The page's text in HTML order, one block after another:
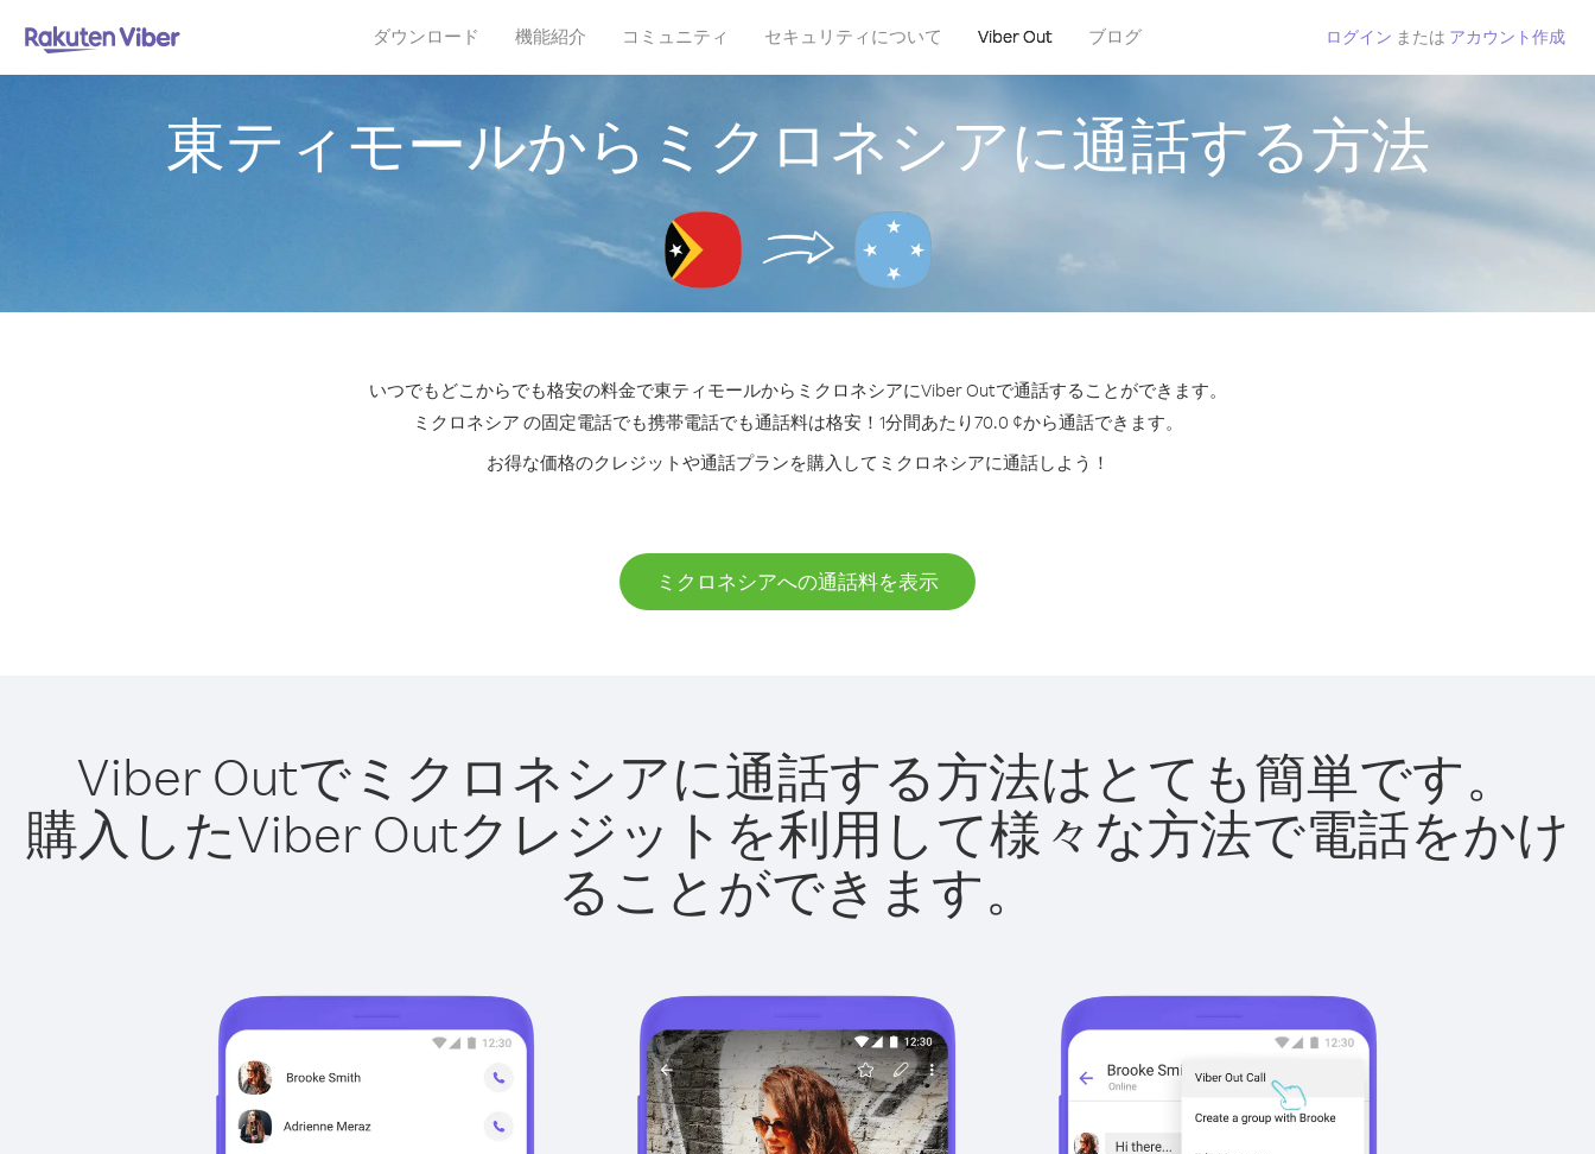
ダウンロード 機能紹介 コミュニティ セキュリティについて Viber Out ブログ ログイン または アカウント作成
東ティモールからミクロネシアに通話する方法
いつでもどこからでも格安の料金で東ティモールからミクロネシアにViber Outで通話することができます。
ミクロネシア の固定電話でも携帯電話でも通話料は格安！1分間あたり70.0 ¢から通話できます。
お得な価格のクレジットや通話プランを購入してミクロネシアに通話しよう！
ミクロネシアへの通話料を表示
Viber Outでミクロネシアに通話する方法はとても簡単です。
購入したViber Outクレジットを利用して様々な方法で電話をかけ
ることができます。